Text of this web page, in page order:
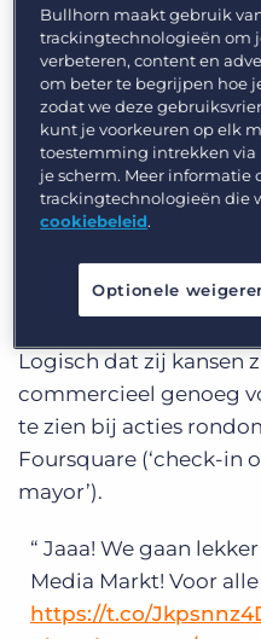
zat, meerdere fietsers
smartphone kijken
voor gevaarlijke
het nieuws is geweest.
aan de verkeerde kant
zo verbaasde over deze
Marketingacties
Er zijn al B2B
Logisch dat zij kansen
commercieel genoeg
te zien bij acties
Foursquare (‘check-in
mayor’).
Jaaa! We gaan
Media Markt! Voor
https://t.co/
Bullhorn maakt gebruik
trackingtechnologieën om
verbeteren, content en
om beter te begrijpen hoe
zodat we deze
kunt je voorkeuren op elk
toestemming intrekken via
je scherm. Meer informatie
trackingtechnologieën die
cookiebeleid.
Optionele